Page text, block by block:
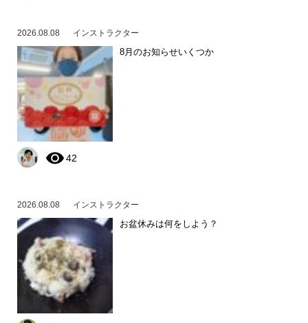
2026.08.08 インストラクター
8月のお知らせいくつか
42
2026.08.08 インストラクター
お盆休みは何をしよう？